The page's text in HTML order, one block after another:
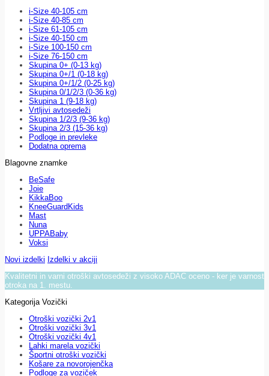
i-Size 40-105 cm
i-Size 40-85 cm
i-Size 61-105 cm
i-Size 40-150 cm
i-Size 100-150 cm
i-Size 76-150 cm
Skupina 0+ (0-13 kg)
Skupina 0+/1 (0-18 kg)
Skupina 0+/1/2 (0-25 kg)
Skupina 0/1/2/3 (0-36 kg)
Skupina 1 (9-18 kg)
Vrtljivi avtosedeži
Skupina 1/2/3 (9-36 kg)
Skupina 2/3 (15-36 kg)
Podloge in prevleke
Dodatna oprema
Blagovne znamke
BeSafe
Joie
KikkaBoo
KneeGuardKids
Mast
Nuna
UPPABaby
Voksi
Novi izdelki Izdelki v akciji
Kvalitetni in varni otroški avtosedeži z visoko ADAC oceno - ker je varnost
otroka na 1. mestu.
Kategorija Vozički
Otroški vozički 2v1
Otroški vozički 3v1
Otroški vozički 4v1
Lahki marela vozički
Športni otroški vozički
Košare za novorojenčka
Podloge za voziček